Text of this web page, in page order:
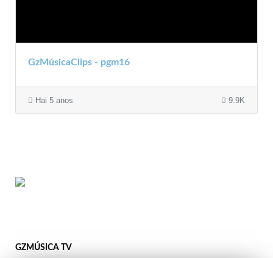
GzMúsicaClips - pgm16
Hai 5 anos 9.9K
GZMÚSICA TV